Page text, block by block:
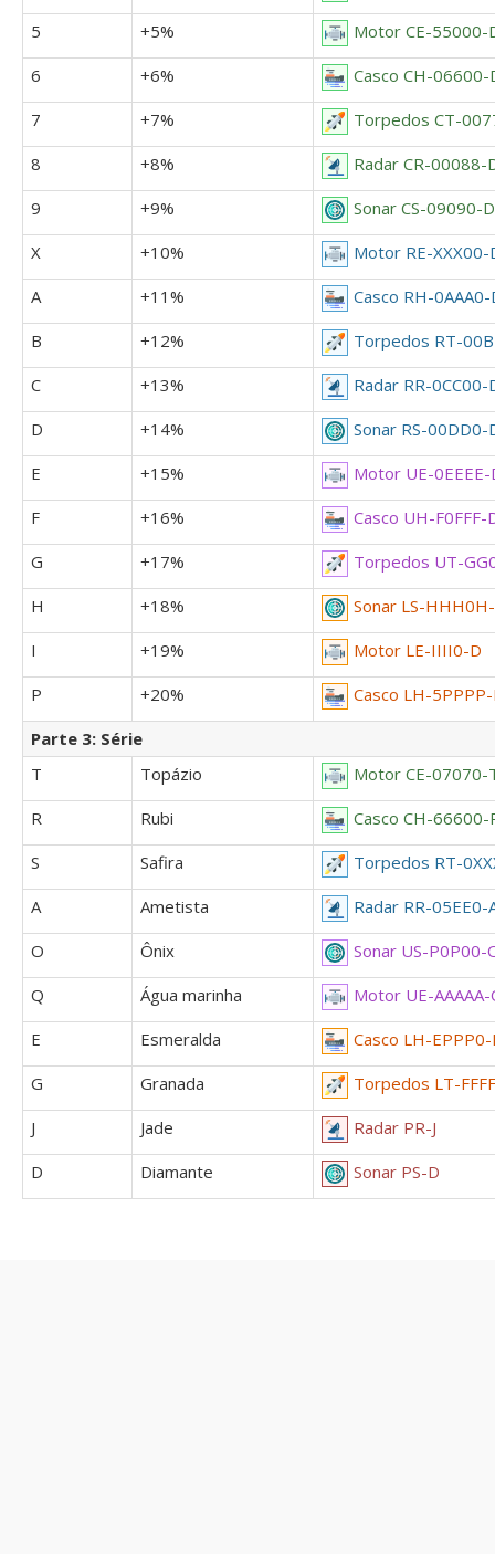
5
+5%
Motor CE-55000-
6
+6%
Casco CH-06600-
7
+7%
Torpedos CT-
8
+8%
Radar CR-00088-
9
+9%
Sonar CS-09090-D
X
+10%
Motor RE-XXX00-
A
+11%
Casco RH-0AAA0-
B
+12%
Torpedos RT-
C
+13%
Radar RR-0CC00-
D
+14%
Sonar RS-00DD0-
E
+15%
Motor UE-0EEEE-
F
+16%
Casco UH-F0FFF-
G
+17%
Torpedos UT-
H
+18%
Sonar LS-
I
+19%
Motor LE-IIII0-D
P
+20%
Casco LH-
Parte 3: Série
T
Topázio
Motor CE-07070-
R
Rubi
Casco CH-66600-
S
Safira
Torpedos RT-
A
Ametista
Radar RR-05EE0-
O
Ônix
Sonar US-P0P00-
Q
Água marinha
Motor UE-AAAAA-
E
Esmeralda
Casco LH-EPPP0-
G
Granada
Torpedos LT-
J
Jade
Radar PR-J
D
Diamante Sonar PS-D